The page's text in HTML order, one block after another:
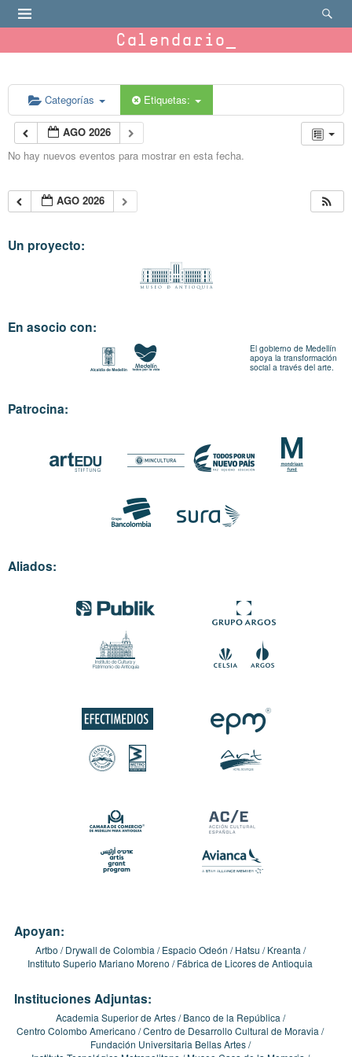
Calendario
Categorías Etiquetas:
AGO 2026
No hay nuevos eventos para mostrar en esta fecha.
AGO 2026
Un proyecto:
En asocio con:
El gobierno de Medellín
apoya la transformación
social a través del arte.
Patrocina:
Aliados:
Apoyan:
Artbo Drywall de Colombia Espacio Odeón Hatsu
Kreanta
Instituto Superio Mariano Moreno
Fábrica de Licores de Antioquia
Instituciones Adjuntas:
Academia Superior de Artes
Banco de la República
Centro Colombo Americano Centro de Desarrollo Cultural de Moravia
Fundación Universitaria Bellas Artes